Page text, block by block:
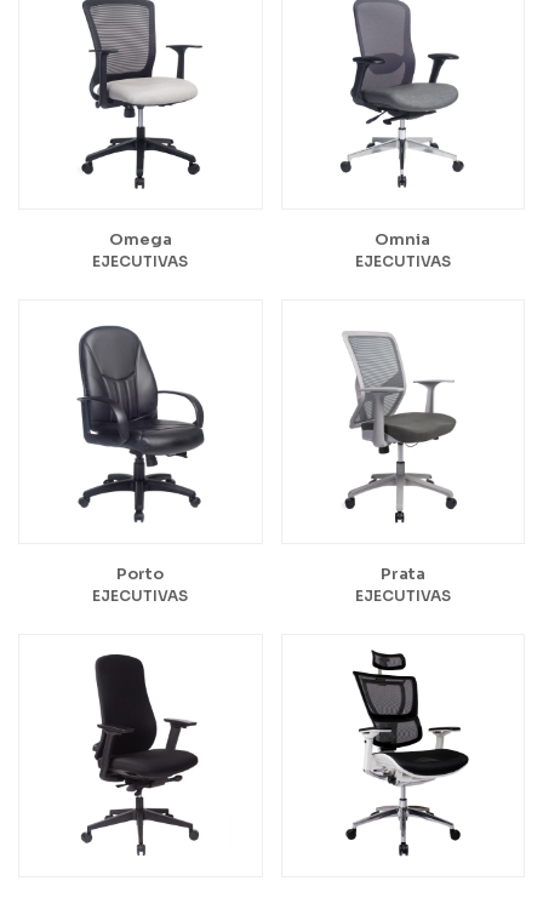
Omega
EJECUTIVAS
Omnia
EJECUTIVAS
Porto
EJECUTIVAS
Prata
EJECUTIVAS